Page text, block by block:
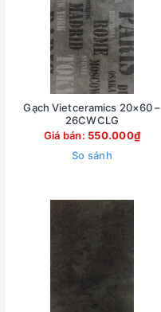
Gạch Vietceramics 20×60 –
26CWCLG
Giá bán: 550.000₫
So sánh